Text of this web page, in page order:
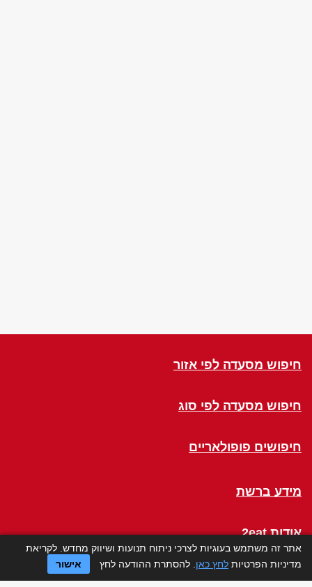
חיפוש מסעדה לפי אזור
חיפוש מסעדה לפי סוג
חיפושים פופולאריים
מידע ברשת
אודות 2eat
Click a Table
אתר זה משתמש בעוגיות לצרכי ניתוח תנועות ושיווק מחדש. לקריאת
מדיניות הפרטיות לחץ כאן . להסתרת ההודעה לחץ אישור